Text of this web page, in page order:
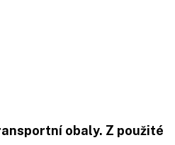
obaly. Z použité